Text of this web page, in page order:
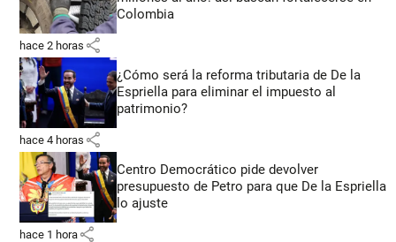
Colombia
hace 2 horas share
¿Cómo será la reforma tributaria de De la
Espriella para eliminar el impuesto al
patrimonio?
hace 4 horas share
Centro Democrático pide devolver
presupuesto de Petro para que De la Espriella
lo ajuste
hace 1 hora share